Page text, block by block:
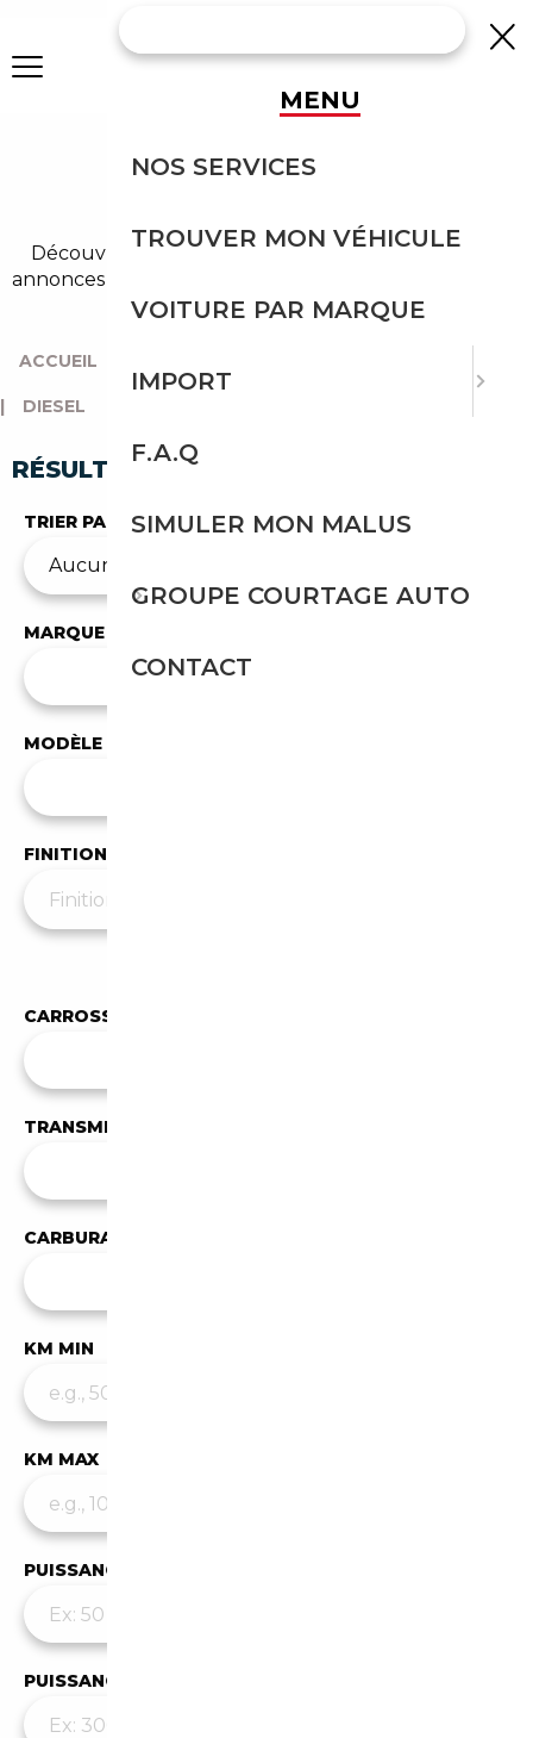
AUDI Q8 DIESEL
Découvrez un large choix de audi diesel dans nos
annonces de q8. Un import sans effort avec Courtage
Auto.
ACCUEIL
| DIESEL
RÉSULTATS DE VOTRE RECHERCHE
TRIER PAR
MARQUE
Audi
MODÈLE
FINITION
CARROSSERIE
TRANSMISSION
CARBURANT
KM MIN
KM MAX
PUISSANCE MIN
PUISSANCE MAX
MENU
NOS SERVICES
TROUVER MON VÉHICULE
VOITURE PAR MARQUE
IMPORT
F.A.Q
SIMULER MON MALUS
GROUPE COURTAGE AUTO
CONTACT